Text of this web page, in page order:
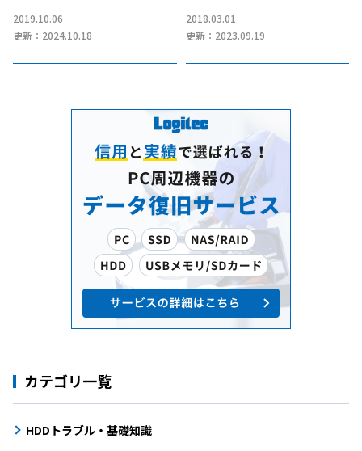
2019.10.06
更新：2024.10.18
2018.03.01
更新：2023.09.19
カテゴリ一覧
HDDトラブル・基礎知識